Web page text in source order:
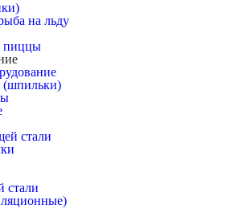
на льду
пиццы
(шпильки)
стали
стали